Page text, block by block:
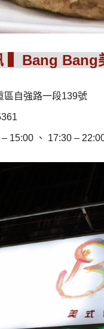
▍Bang Bang
區自強路一段139號
– 15:00 、 17:30 –